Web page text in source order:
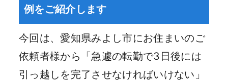
例をご紹介します
今回は、愛知県みよし市にお住まいのご
依頼者様から「急遽の転勤で3日後には
引っ越しを完了させなければいけない」